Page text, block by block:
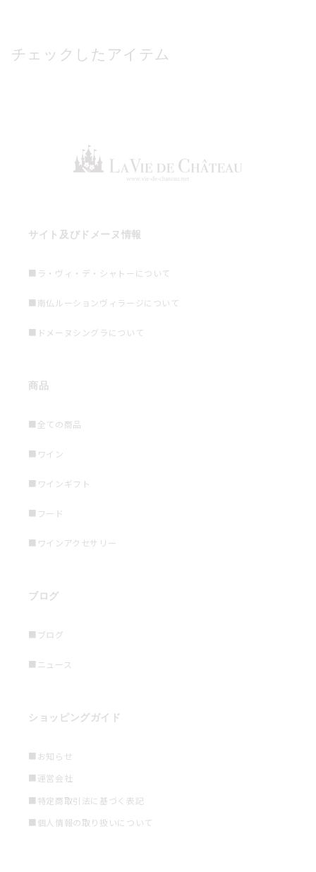
チェックしたアイテム
サイト及びドメーヌ情報
■ラ・ヴィ・デ・シャトーについて
■南仏ルーションヴィラージについて
■ドメーヌシングラについて
商品
■全ての商品
■ワイン
■ワインギフト
■フード
■ワインアクセサリー
ブログ
■ブログ
■ニュース
ショッピングガイド
■お知らせ
■運営会社
■特定商取引法に基づく表記
■個人情報の取り扱いについて